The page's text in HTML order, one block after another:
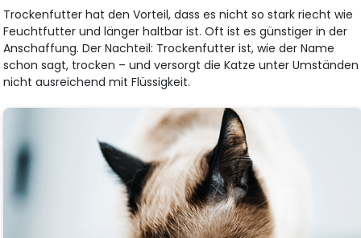
Trockenfutter hat den Vorteil, dass es nicht so stark riecht wie
Feuchtfutter und länger haltbar ist. Oft ist es günstiger in der
Anschaffung. Der Nachteil: Trockenfutter ist, wie der Name
schon sagt, trocken – und versorgt die Katze unter Umständen
nicht ausreichend mit Flüssigkeit.